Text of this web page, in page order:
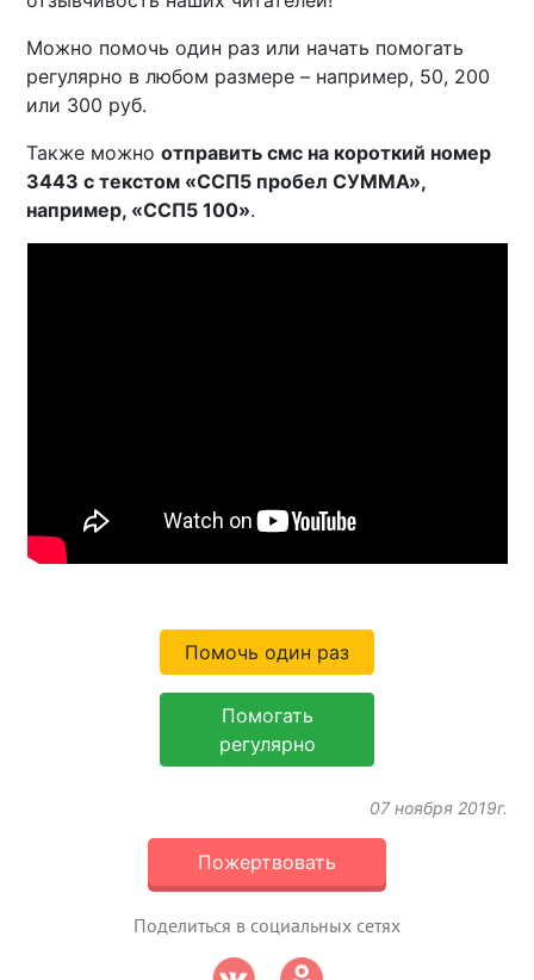
Можно помочь один раз или начать помогать
регулярно в любом размере – например, 50, 200
или 300 руб.
Также можноотправить смс на короткий номер
3443 с текстом «ССП5 пробел СУММА»,
например, «ССП5 100».
Помочь один раз
Помогать
регулярно
07 ноября 2019г.
Пожертвовать
Поделиться в социальных сетях